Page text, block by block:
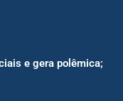
e gera polêmica;